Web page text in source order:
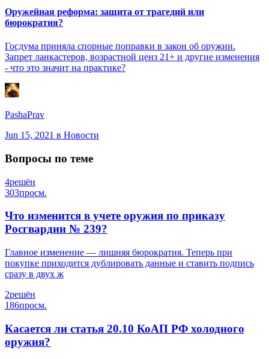
Оружейная реформа: защита от трагедий или
бюрократия?
Госдума приняла спорные поправки в закон об оружии.
Запрет ланкастеров, возрастной ценз 21+ и другие изменения
- что это значит на практике?
PashaPrav
Jun 15, 2021 в Новости
Вопросы по теме
4решён
303просм.
Что изменится в учете оружия по приказу
Росгвардии № 239?
Главное изменение — лишняя бюрократия. Теперь при
покупке приходится дублировать данные и ставить подпись
сразу в двух ж
2решён
186просм.
Касается ли статья 20.10 КоАП РФ холодного
оружия?